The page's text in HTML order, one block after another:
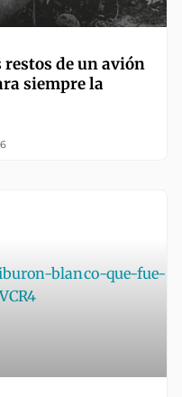
de un avión
siempre la